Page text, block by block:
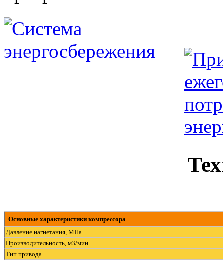
Основные характеристики компрессора
Давление нагнетания, МПа
Производительность, м3/мин
Тип привода